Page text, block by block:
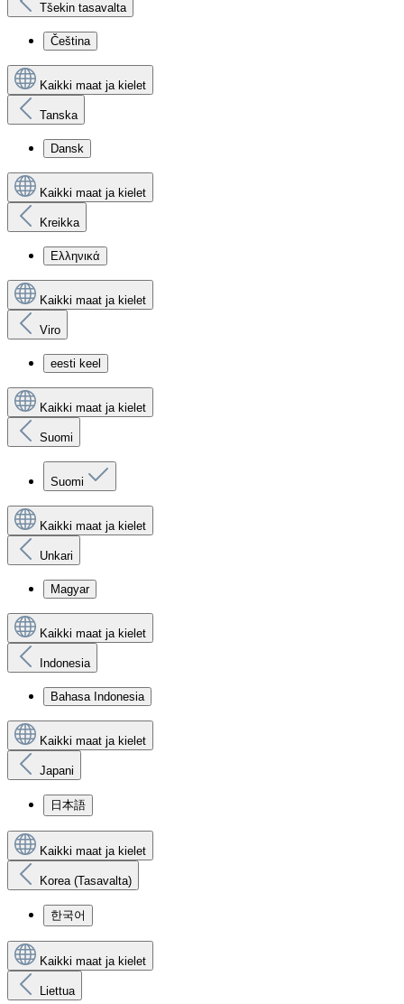
Tšekin tasavalta
Čeština
Kaikki maat ja kielet
Tanska
Dansk
Kaikki maat ja kielet
Kreikka
Ελληνικά
Kaikki maat ja kielet
Viro
eesti keel
Kaikki maat ja kielet
Suomi
Suomi
Kaikki maat ja kielet
Unkari
Magyar
Kaikki maat ja kielet
Indonesia
Bahasa Indonesia
Kaikki maat ja kielet
Japani
日本語
Kaikki maat ja kielet
Korea (Tasavalta)
한국어
Kaikki maat ja kielet
Liettua